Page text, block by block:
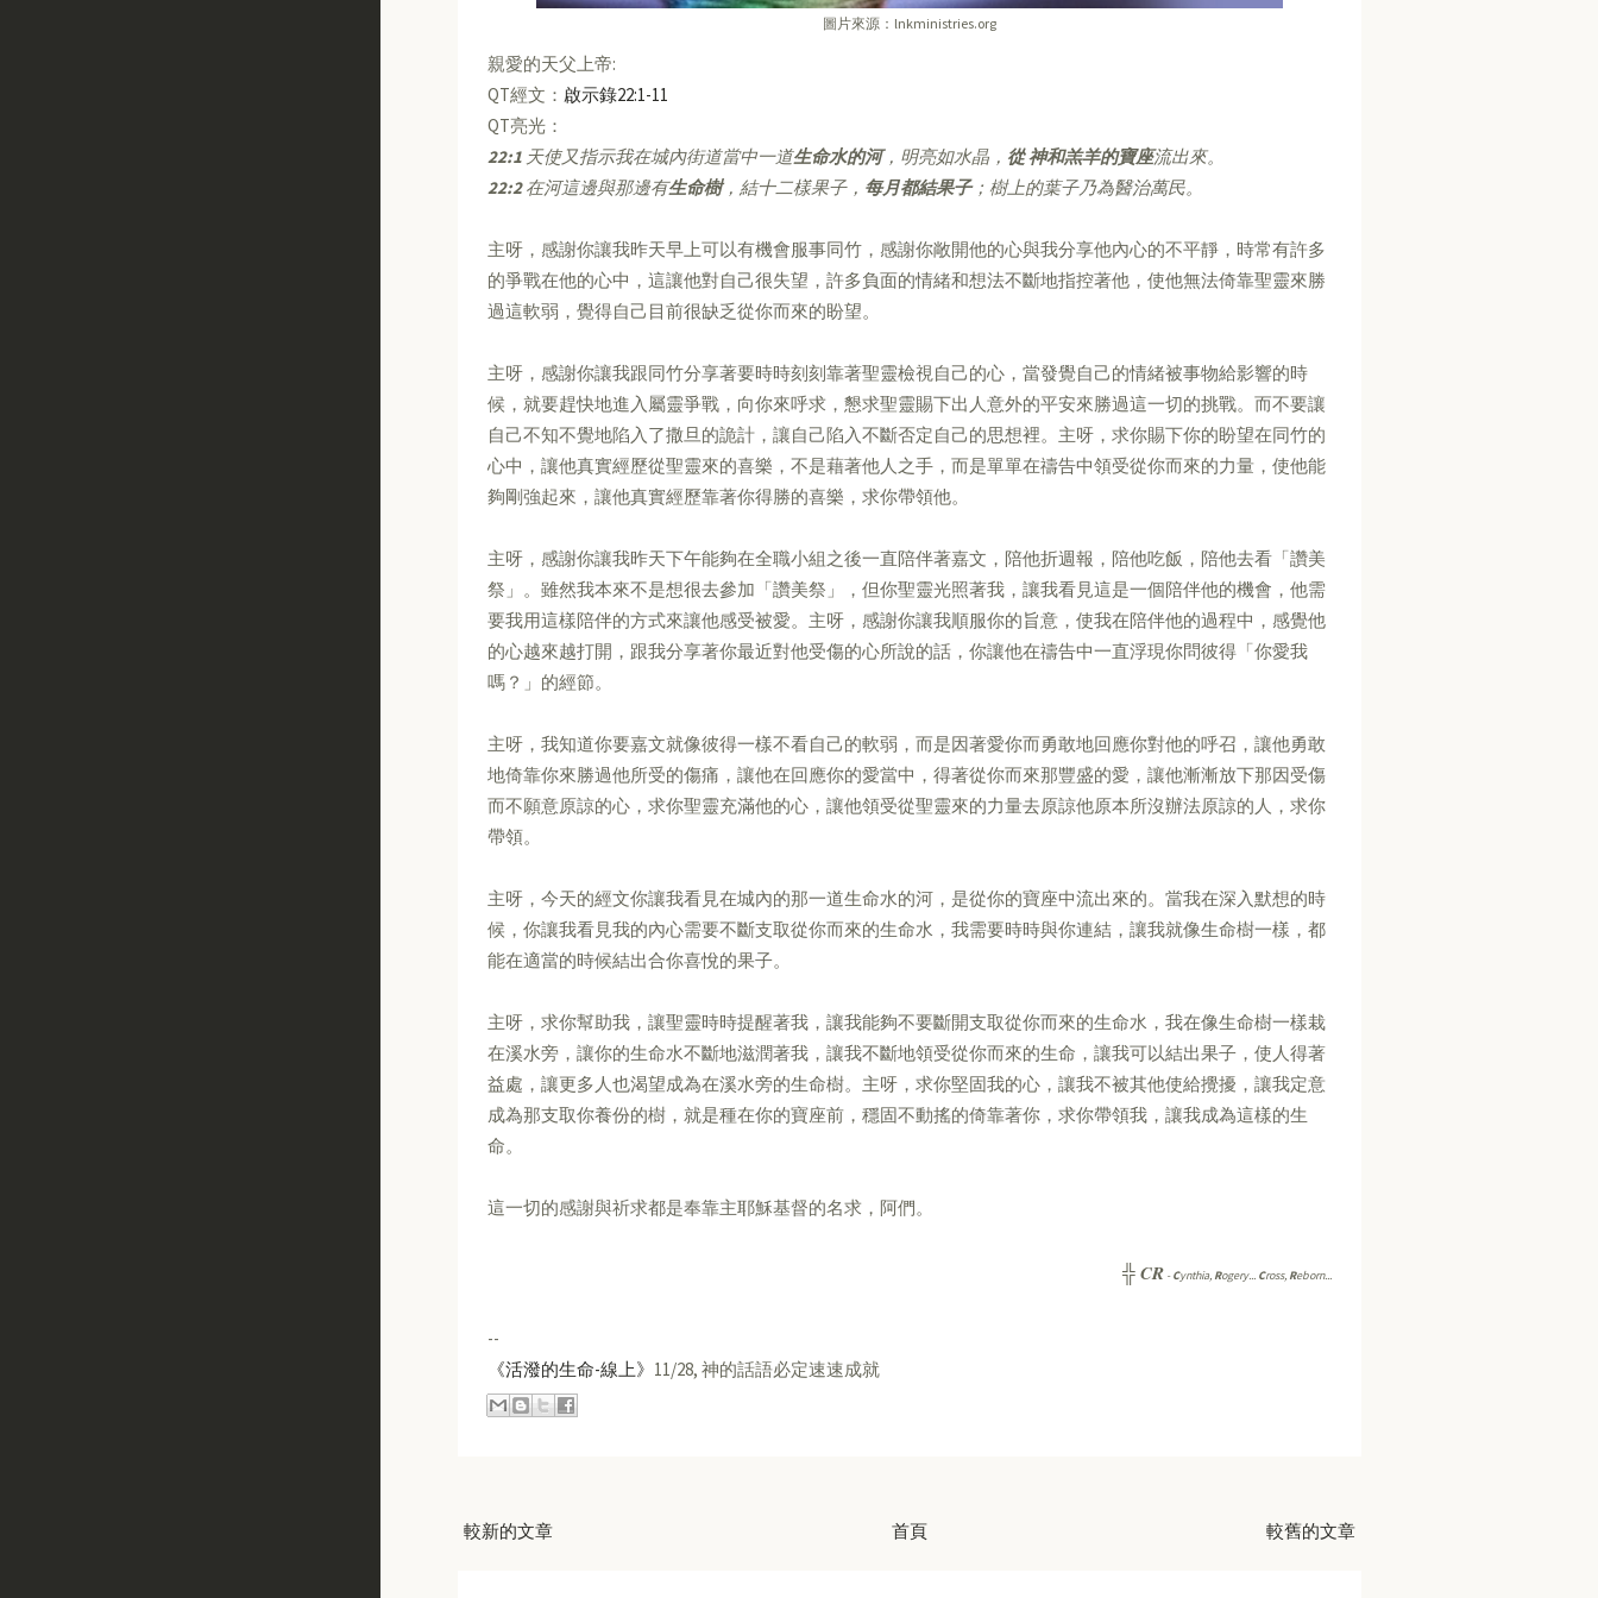
圖片來源：lnkministries.org
親愛的天父上帝:
QT經文： 啟示錄22:1-11
QT亮光：
22:1 天使又指示我在城內街道當中一道生命水的河，明亮如水晶， 從 神和羔羊的寶座流出來。
22:2在河這邊與那邊有生命樹，結十二樣果子， 每月都結果子；樹上的葉子乃為醫治萬民。
主呀，感謝你讓我昨天早上可以有機會服事同竹，感謝你敞開他的心與我分享他內心的不平靜，時常有許多
的爭戰在他的心中，這讓他對自己很失望，許多負面的情緒和想法不斷地指控著他，使他無法倚靠聖靈來勝
過這軟弱，覺得自己目前很缺乏從你而來的盼望。
主呀，感謝你讓我跟同竹分享著要時時刻刻靠著聖靈檢視自己的心，當發覺自己的情緒被事物給影響的時
候，就要趕快地進入屬靈爭戰，向你來呼求，懇求聖靈賜下出人意外的平安來勝過這一切的挑戰。而不要讓
自己不知不覺地陷入了撒旦的詭計，讓自己陷入不斷否定自己的思想裡。主呀，求你賜下你的盼望在同竹的
心中，讓他真實經歷從聖靈來的喜樂，不是藉著他人之手，而是單單在禱告中領受從你而來的力量，使他能
夠剛強起來，讓他真實經歷靠著你得勝的喜樂，求你帶領他。
主呀，感謝你讓我昨天下午能夠在全職小組之後一直陪伴著嘉文，陪他折週報，陪他吃飯，陪他去看「讚美
祭」。雖然我本來不是想很去參加「讚美祭」，但你聖靈光照著我，讓我看見這是一個陪伴他的機會，他需
要我用這樣陪伴的方式來讓他感受被愛。主呀，感謝你讓我順服你的旨意，使我在陪伴他的過程中，感覺他
的心越來越打開，跟我分享著你最近對他受傷的心所說的話，你讓他在禱告中一直浮現你問彼得「你愛我
嗎？」的經節。
主呀，我知道你要嘉文就像彼得一樣不看自己的軟弱，而是因著愛你而勇敢地回應你對他的呼召，讓他勇敢
地倚靠你來勝過他所受的傷痛，讓他在回應你的愛當中，得著從你而來那豐盛的愛，讓他漸漸放下那因受傷
而不願意原諒的心，求你聖靈充滿他的心，讓他領受從聖靈來的力量去原諒他原本所沒辦法原諒的人，求你
帶領。
主呀，今天的經文你讓我看見在城內的那一道生命水的河，是從你的寶座中流出來的。當我在深入默想的時
候，你讓我看見我的內心需要不斷支取從你而來的生命水，我需要時時與你連結，讓我就像生命樹一樣，都
能在適當的時候結出合你喜悅的果子。
主呀，求你幫助我，讓聖靈時時提醒著我，讓我能夠不要斷開支取從你而來的生命水，我在像生命樹一樣栽
在溪水旁，讓你的生命水不斷地滋潤著我，讓我不斷地領受從你而來的生命，讓我可以結出果子，使人得著
益處，讓更多人也渴望成為在溪水旁的生命樹。主呀，求你堅固我的心，讓我不被其他使給攪擾，讓我定意
成為那支取你養份的樹，就是種在你的寶座前，穩固不動搖的倚靠著你，求你帶領我，讓我成為這樣的生
命。
這一切的感謝與祈求都是奉靠主耶穌基督的名求，阿們。
╬ CR -Cynthia, Rogery... Cross, Reborn...
--
《活潑的生命-線上》 11/28, 神的話語必定速速成就
較新的文章 較舊的文章
首頁